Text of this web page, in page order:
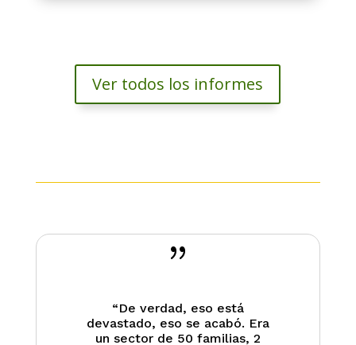
Ver todos los informes
{
“De verdad, eso está
devastado, eso se acabó. Era
un sector de 50 familias, 2